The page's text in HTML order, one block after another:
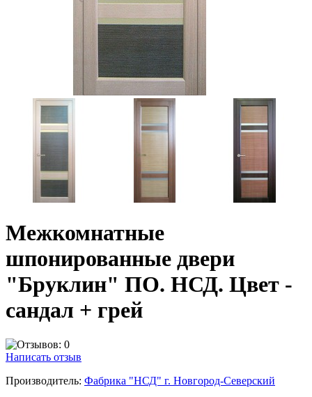
Межкомнатные
шпонированные двери
"Бруклин" ПО. НСД. Цвет -
сандал + грей
Написать отзыв
Производитель: Фабрика "НСД" г. Новгород-Северский